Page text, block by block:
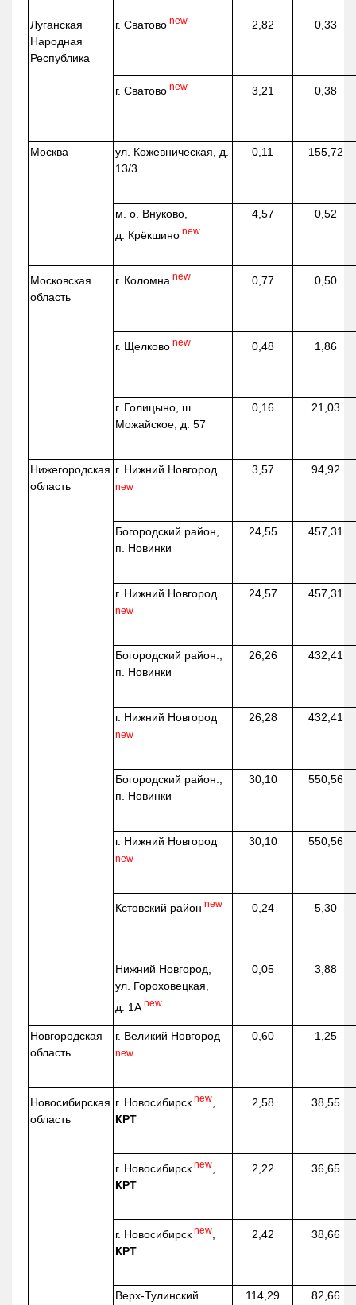
Луганская
Народная
Республика
г. Сватово new 2,82 0,33
г. Сватово new 3,21 0,38
Москва ул. Кожевническая, д.
13/3
0,11 155,72
м. о. Внуково,
д. Крёкшино new
4,57 0,52
Московская
область
г. Коломна new 0,77 0,50
г. Щелково new 0,48 1,86
г. Голицыно, ш.
Можайское, д. 57
0,16 21,03
Нижегородская
область
г. Нижний Новгород
new
3,57 94,92
Богородский район,
п. Новинки
24,55 457,31
г. Нижний Новгород
new
24,57 457,31
Богородский район.,
п. Новинки
26,26 432,41
г. Нижний Новгород
new
26,28 432,41
Богородский район.,
п. Новинки
30,10 550,56
г. Нижний Новгород
new
30,10 550,56
Кстовский район new 0,24 5,30
Нижний Новгород,
ул. Гороховецкая,
д. 1А new
0,05 3,88
Новгородская
область
г. Великий Новгород
new
0,60 1,25
Новосибирская
область
г. Новосибирск new
КРТ
2,58 38,55
г. Новосибирск new
КРТ
2,22 36,65
г. Новосибирск new
КРТ
2,42 38,66
Верх-Тулинский 114,29 82,66